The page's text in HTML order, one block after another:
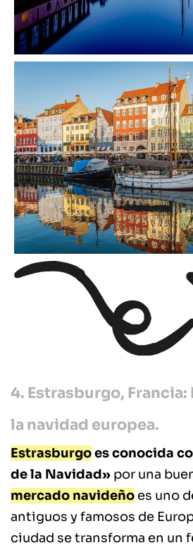
4. Estrasburgo, Francia:
la navidad europea.
Estrasburgoes conocida
de la Navidad» por una
mercado navideño es uno
antiguos y famosos de
ciudad se transforma en un